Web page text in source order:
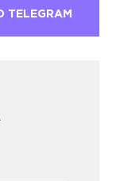
TELEGRAM